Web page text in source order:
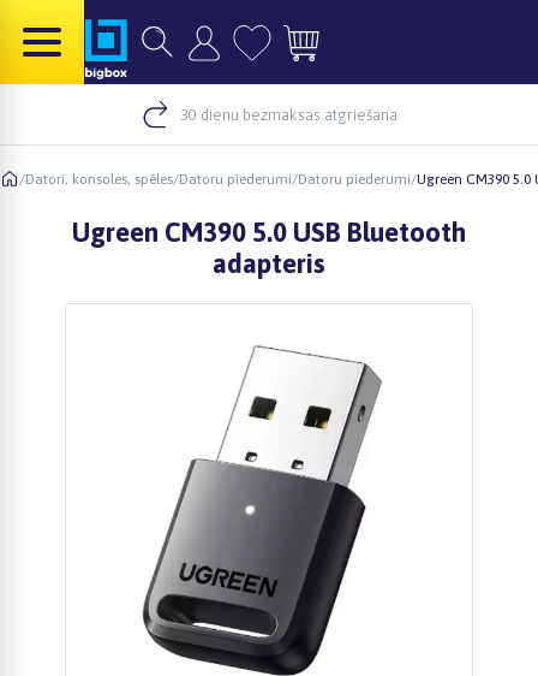
30 dienu bezmaksas atgriešana
/Datori, konsoles, spēles/Datoru piederumi/Datoru piederumi/Ugreen CM390 5.0
Ugreen CM390 5.0 USB Bluetooth
adapteris